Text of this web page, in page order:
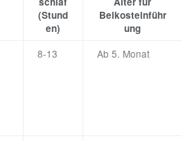
(Stund
en)
Beikosteinführ
ung
8-13 Ab 5. Monat